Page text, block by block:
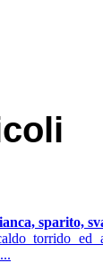
sparito,
torrido ed